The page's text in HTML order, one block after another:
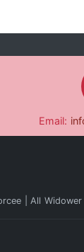
Email:
All Widower